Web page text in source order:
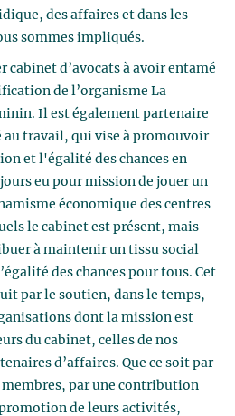
des affaires et dans les
sommes impliqués.
cabinet d’avocats à avoir entamé
de l’organisme La
Il est également partenaire
travail, qui vise à promouvoir
et l'égalité des chances en
eu pour mission de jouer un
économique des centres
le cabinet est présent, mais
à maintenir un tissu social
des chances pour tous. Cet
par le soutien, dans le temps,
dont la mission est
du cabinet, celles de nos
d’affaires. Que ce soit par
membres, par une contribution
de leurs activités,